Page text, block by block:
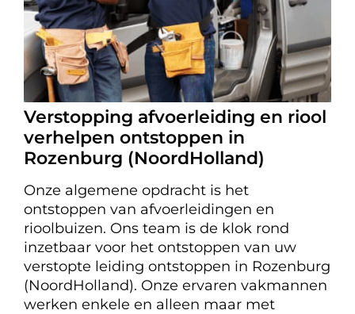
Verstopping afvoerleiding en riool
verhelpen ontstoppen in
Rozenburg (NoordHolland)
Onze algemene opdracht is het
ontstoppen van afvoerleidingen en
rioolbuizen. Ons team is de klok rond
inzetbaar voor het ontstoppen van uw
verstopte leiding ontstoppen in Rozenburg
(NoordHolland). Onze ervaren vakmannen
werken enkele en alleen maar met